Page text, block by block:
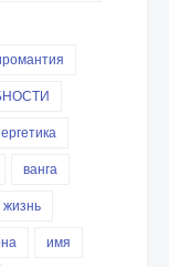
ванга
жизнь
имя